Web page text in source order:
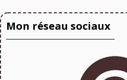
Mon réseau sociaux